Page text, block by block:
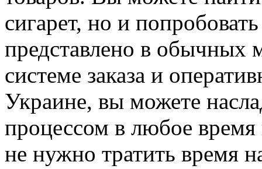
сигарет, но и
представлено в обычных
системе заказа и
Украине, вы можете
процессом в любое
не нужно тратить время